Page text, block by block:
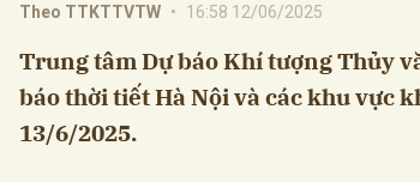
Theo TTKTTVTW • 16:58 12/06/2025
Trung tâm Dự báo Khí tượng Thủy
báo thời tiết Hà Nội và các khu vực
13/6/2025.